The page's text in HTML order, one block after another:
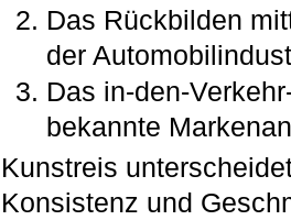
Das Rückbilden
der
Das in-den-
bekannte
Kunstreis
Konsistenz und